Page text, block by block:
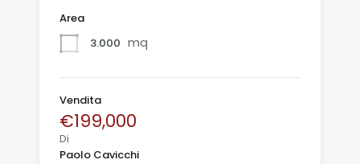
Area
3.000 mq
Vendita
€199,000
Di
Paolo Cavicchi